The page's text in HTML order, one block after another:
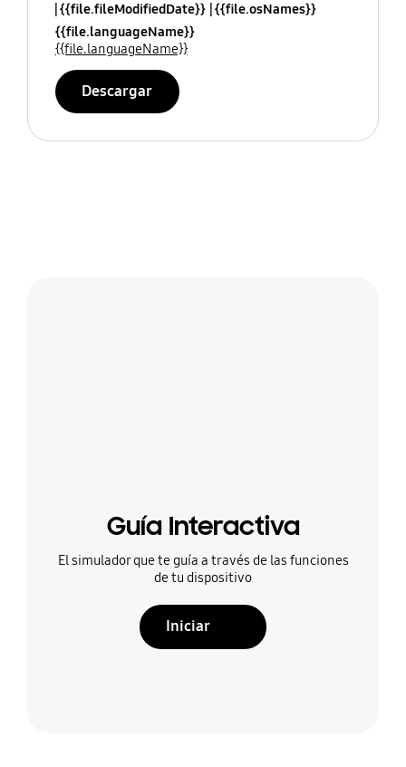
{{file.fileModifiedDate}} {{file.osNames}}
{{file.languageName}}
{{file.languageName}}
Descargar
Guía Interactiva
El simulador que te guía a través de las funciones
de tu dispositivo
Iniciar